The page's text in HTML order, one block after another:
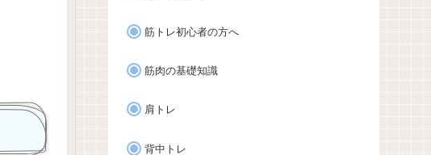
筋トレ初心者の方へ
筋肉の基礎知識
肩トレ
背中トレ